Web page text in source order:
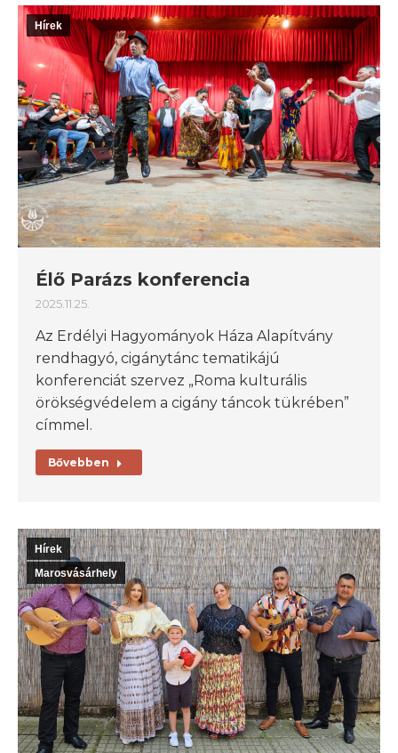
Hírek
Élő Parázs konferencia
2025.11.25.
Az Erdélyi Hagyományok Háza Alapítvány
rendhagyó, cigánytánc tematikájú
konferenciát szervez „Roma kulturális
örökségvédelem a cigány táncok tükrében”
címmel.
Bővebben
Hírek
Marosvásárhely